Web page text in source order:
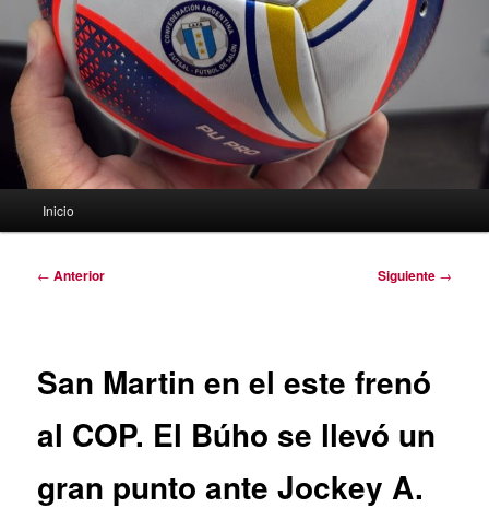
Inicio
Navegación
← Anterior Siguiente →
San Martin en el este frenó
al COP. El Búho se llevó un
gran punto ante Jockey A.